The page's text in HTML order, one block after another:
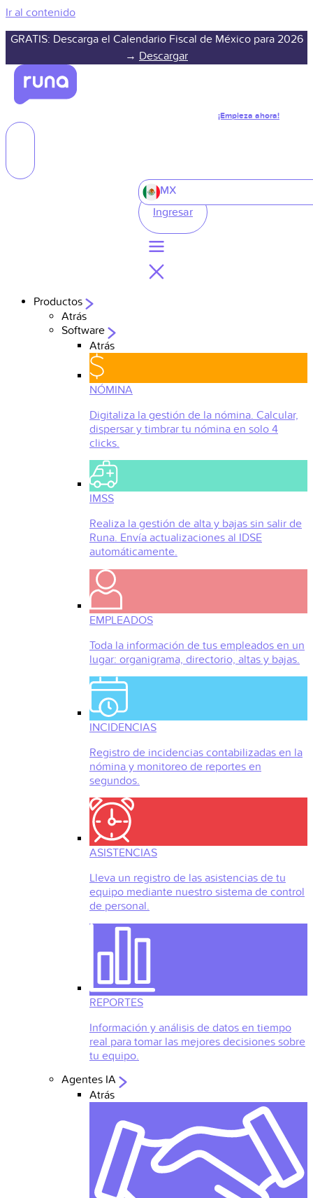
Ir al contenido
GRATIS: Descarga el Calendario Fiscal de México para 2026
→ Descargar
¡Empieza ahora!
MX
Ingresar
Productos
Atrás
Software
Atrás
NÓMINA
Digitaliza la gestión de la nómina. Calcular,
dispersar y timbrar tu nómina en solo 4
clicks.
IMSS
Realiza la gestión de alta y bajas sin salir de
Runa. Envía actualizaciones al IDSE
automáticamente.
EMPLEADOS
Toda la información de tus empleados en un
lugar: organigrama, directorio, altas y bajas.
INCIDENCIAS
Registro de incidencias contabilizadas en la
nómina y monitoreo de reportes en
segundos.
ASISTENCIAS
Lleva un registro de las asistencias de tu
equipo mediante nuestro sistema de control
de personal.
REPORTES
Información y análisis de datos en tiempo
real para tomar las mejores decisiones sobre
tu equipo.
Agentes IA
Atrás